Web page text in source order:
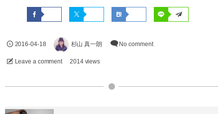
2016-04-18 杉山 真一朗 No comment
Leave a comment 2014 views